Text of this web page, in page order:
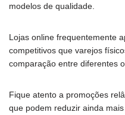
modelos de qualidade.
Lojas online frequentemente
competitivos que varejos
comparação entre diferentes
Fique atento a promoções
que podem reduzir ainda